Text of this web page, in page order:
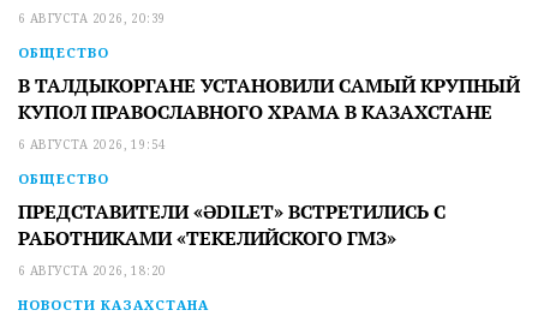
6 АВГУСТА 2026, 20:39
ОБЩЕСТВО
В ТАЛДЫКОРГАНЕ УСТАНОВИЛИ САМЫЙ КРУПНЫЙ
КУПОЛ ПРАВОСЛАВНОГО ХРАМА В КАЗАХСТАНЕ
6 АВГУСТА 2026, 19:54
ОБЩЕСТВО
ПРЕДСТАВИТЕЛИ «ӘDILET» ВСТРЕТИЛИСЬ С
РАБОТНИКАМИ «ТЕКЕЛИЙСКОГО ГМЗ»
6 АВГУСТА 2026, 18:20
НОВОСТИ КАЗАХСТАНА